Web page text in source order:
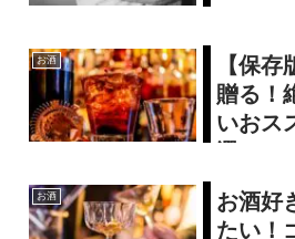
お酒
【保
贈る！
いおス
お酒
お酒好
たい！